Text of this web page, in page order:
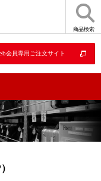
商品検索
会員専用ご注文サイト